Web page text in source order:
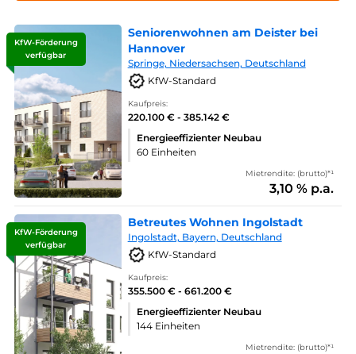
KfW-Förderung
verfügbar
Seniorenwohnen am Deister bei
Hannover
Springe, Niedersachsen, Deutschland
KfW-Standard
Kaufpreis:
220.100 € - 385.142 €
Energieeffizienter Neubau
60 Einheiten
Mietrendite: (brutto)*¹
3,10 % p.a.
KfW-Förderung
verfügbar
Betreutes Wohnen Ingolstadt
Ingolstadt, Bayern, Deutschland
KfW-Standard
Kaufpreis:
355.500 € - 661.200 €
Energieeffizienter Neubau
144 Einheiten
Mietrendite: (brutto)*¹